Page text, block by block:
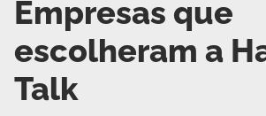
Empresas que
escolheram a
Talk